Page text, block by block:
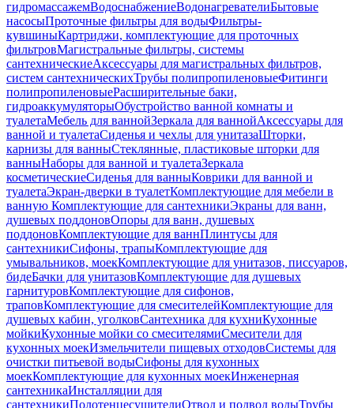
гидромассажемВодоснабжениеВодонагревателиБытовые
насосыПроточные фильтры для водыФильтры-
кувшиныКартриджи, комплектующие для проточных
фильтровМагистральные фильтры, системы
сантехническиеАксессуары для магистральных фильтров,
систем сантехническихТрубы полипропиленовыеФитинги
полипропиленовыеРасширительные баки,
гидроаккумуляторыОбустройство ванной комнаты и
туалетаМебель для ваннойЗеркала для ваннойАксессуары для
ванной и туалетаСиденья и чехлы для унитазаШторки,
карнизы для ванныСтеклянные, пластиковые шторки для
ванныНаборы для ванной и туалетаЗеркала
косметическиеСиденья для ванныКоврики для ванной и
туалетаЭкран-дверки в туалетКомплектующие для мебели в
ванную Комплектующие для сантехникиЭкраны для ванн,
душевых поддоновОпоры для ванн, душевых
поддоновКомплектующие для ваннПлинтусы для
сантехникиСифоны, трапыКомплектующие для
умывальников, моекКомплектующие для унитазов, писсуаров,
бидеБачки для унитазовКомплектующие для душевых
гарнитуровКомплектующие для сифонов,
траповКомплектующие для смесителейКомплектующие для
душевых кабин, уголковСантехника для кухниКухонные
мойкиКухонные мойки со смесителямиСмесители для
кухонных моекИзмельчители пищевых отходовСистемы для
очистки питьевой водыСифоны для кухонных
моекКомплектующие для кухонных моекИнженерная
сантехникаИнсталляции для
сантехникиПолотенцесушителиОтвод и подвод водыТрубы